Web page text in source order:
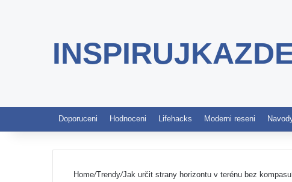
Doporuceni Hodnoceni Lifehacks Moderni reseni
Home/Trendy/Jak určit strany horizontu v terénu bez